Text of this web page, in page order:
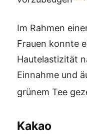
Im Rahmen
Frauen konnte
Hautelastizität
Einnahme und
grünem Tee
Kakao